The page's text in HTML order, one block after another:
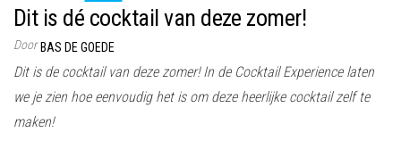
Dit is dé cocktail van deze zomer!
Door BAS DE GOEDE
Dit is de cocktail van deze zomer! In de Cocktail Experience laten
we je zien hoe eenvoudig het is om deze heerlijke cocktail zelf te
maken!